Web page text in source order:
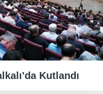
Kutlandı